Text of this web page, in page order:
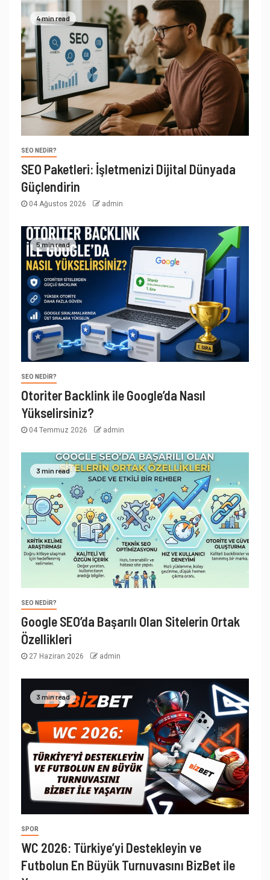
4 min read
SEO NEDIR?
SEO Paketleri: İşletmenizi Dijital Dünyada
Güçlendirin
04 Ağustos 2026 admin
5 min read
SEO NEDIR?
Otoriter Backlink ile Google’da Nasıl
Yükselirsiniz?
04 Temmuz 2026 admin
3 min read
SEO NEDIR?
Google SEO’da Başarılı Olan Sitelerin Ortak
Özellikleri
27 Haziran 2026 admin
3 min read
SPOR
WC 2026: Türkiye’yi Destekleyin ve
Futbolun En Büyük Turnuvasını BizBet ile